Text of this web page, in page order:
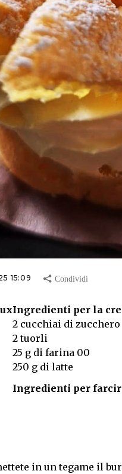
15:09
Ingredienti per la
2 cucchiai di zucchero
2 tuorli
25 g di farina 00
250 g di latte
Ingredienti per
in un tegame il